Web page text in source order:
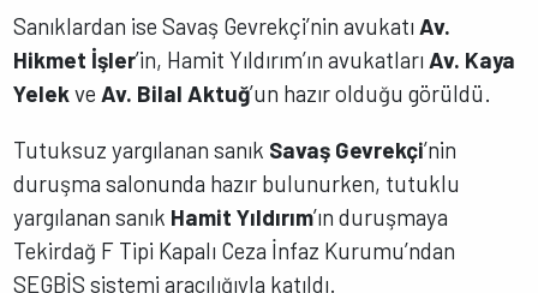
Sanıklardan ise Savaş Gevrekçi’nin avukatı Av.
Hikmet İşler’in, Hamit Yıldırım’ın avukatları Av. Kaya
Yelek ve Av. Bilal Aktuğ’un hazır olduğu görüldü.
Tutuksuz yargılanan sanık Savaş Gevrekçi’nin
duruşma salonunda hazır bulunurken, tutuklu
yargılanan sanık Hamit Yıldırım’ın duruşmaya
Tekirdağ F Tipi Kapalı Ceza İnfaz Kurumu’ndan
SEGBİS sistemi aracılığıyla katıldı.